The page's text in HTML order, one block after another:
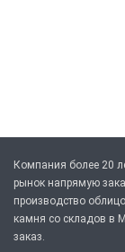
Компания более 20
рынок напрямую
производство
камня со складов в
заказ.